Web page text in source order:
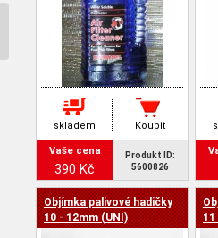
skladem Koupit
Vaše cena
390 Kč
Produkt ID:
5600826
Objímka palivové hadičky
10 - 12mm (UNI)
11